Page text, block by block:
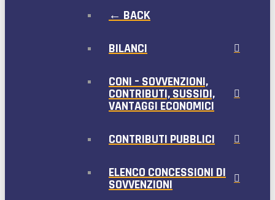
← BACK
BILANCI
CONI – SOVVENZIONI,
CONTRIBUTI, SUSSIDI,
VANTAGGI ECONOMICI
CONTRIBUTI PUBBLICI
ELENCO CONCESSIONI DI
SOVVENZIONI